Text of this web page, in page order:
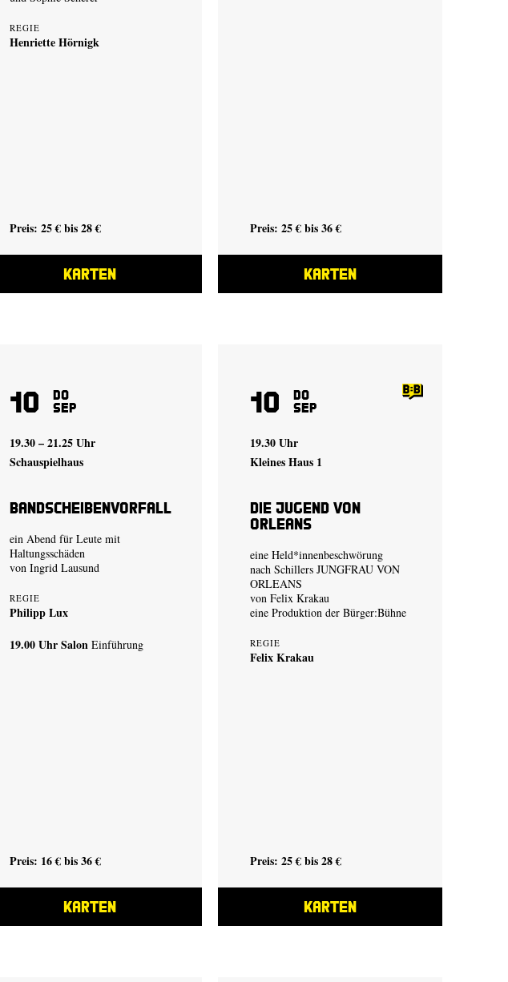
REGIE
Henriette Hörnigk
Preis: 25 € bis 28 €
KARTEN
Preis: 25 € bis 36 €
KARTEN
10 Do
Sep
19.30 – 21.25 Uhr
Schauspielhaus
Bandscheibenvorfall
ein Abend für Leute mit
Haltungsschäden
von Ingrid Lausund
REGIE
Philipp Lux
19.00 UhrSalon Einführung
Preis: 16 € bis 36 €
KARTEN
10 Do
Sep
19.30 Uhr
Kleines Haus 1
Die Jugend von
Orleans
eine Held*innenbeschwörung
nach Schillers JUNGFRAU VON
ORLEANS
von Felix Krakau
eine Produktion der Bürger:Bühne
REGIE
Felix Krakau
Preis: 25 € bis 28 €
KARTEN